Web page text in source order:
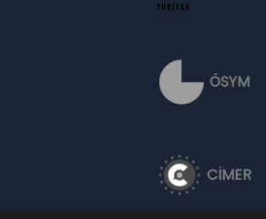
ÖSYM
CİMER